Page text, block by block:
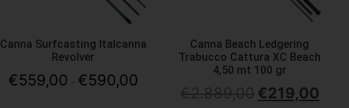
Canna Surfcasting Italcanna
Revolver
€559,00 - €590,00
Canna Beach Ledgering
Trabucco Cattura XC Beach
4,50 mt 100 gr
€219,00